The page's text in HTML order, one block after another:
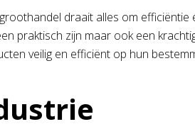
draait alles om
praktisch zijn maar ook een
veilig en efficiënt op hun